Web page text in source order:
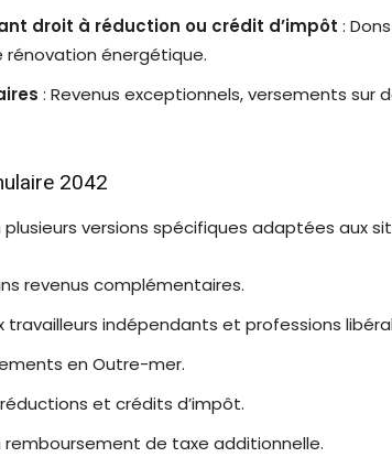
droit à réduction ou crédit d’impôt :
rénovation énergétique.
: Revenus exceptionnels, versements sur
2042
versions spécifiques adaptées aux
revenus complémentaires.
travailleurs indépendants et professions
en Outre-mer.
et crédits d’impôt.
remboursement de taxe additionnelle.